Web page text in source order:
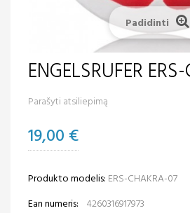
Padidinti
ENGELSRUFER
Parašyti atsiliepimą
19,00 €
Produkto modelis: ERS-CHAKRA-07
Ean numeris: 4260316917973